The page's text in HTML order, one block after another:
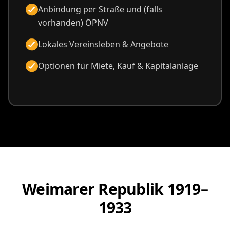
Anbindung per Straße und (falls
vorhanden) ÖPNV
Lokales Vereinsleben & Angebote
Optionen für Miete, Kauf & Kapitalanlage
Weimarer Republik 1919–
1933